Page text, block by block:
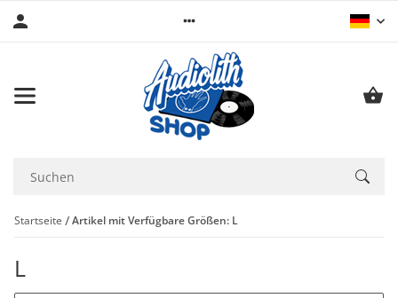
Startseite Artikel mit Verfügbare Größen: L
L